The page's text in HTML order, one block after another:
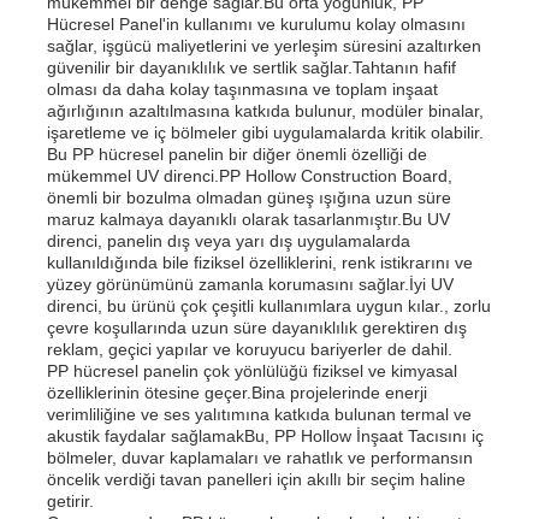
Fabrika turu
Kalite kontrol
Bize ulaşın
Haberler
Tüm servis talepleri
Teklif isteği
pp plastik karton
Hücresel Panel'in kullanımı ve kurulumu kolay olmasını
sağlar, işgücü maliyetlerini ve yerleşim süresini azaltırken
güvenilir bir dayanıklılık ve sertlik sağlar.Tahtanın hafif
olması da daha kolay taşınmasına ve toplam inşaat
ağırlığının azaltılmasına katkıda bulunur, modüler binalar,
işaretleme ve iç bölmeler gibi uygulamalarda kritik olabilir.
Bu PP hücresel panelin bir diğer önemli özelliği de
mükemmel UV direnci.PP Hollow Construction Board,
önemli bir bozulma olmadan güneş ışığına uzun süre
maruz kalmaya dayanıklı olarak tasarlanmıştır.Bu UV
direnci, panelin dış veya yarı dış uygulamalarda
kullanıldığında bile fiziksel özelliklerini, renk istikrarını ve
yüzey görünümünü zamanla korumasını sağlar.İyi UV
direnci, bu ürünü çok çeşitli kullanımlara uygun kılar., zorlu
çevre koşullarında uzun süre dayanıklılık gerektiren dış
reklam, geçici yapılar ve koruyucu bariyerler de dahil.
PP hücresel panelin çok yönlülüğü fiziksel ve kimyasal
özelliklerinin ötesine geçer.Bina projelerinde enerji
verimliliğine ve ses yalıtımına katkıda bulunan termal ve
akustik faydalar sağlamakBu, PP Hollow İnşaat Tacısını iç
bölmeler, duvar kaplamaları ve rahatlık ve performansın
öncelik verdiği tavan panelleri için akıllı bir seçim haline
getirir.